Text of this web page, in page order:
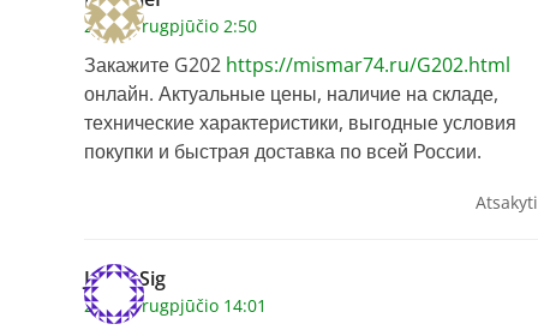
2026 6 rugpjūčio 2:50
Закажите G202 https://mismar74.ru/G202.html
онлайн. Актуальные цены, наличие на складе,
технические характеристики, выгодные условия
покупки и быстрая доставка по всей России.
Atsakyti
JamesSig
2026 6 rugpjūčio 14:01